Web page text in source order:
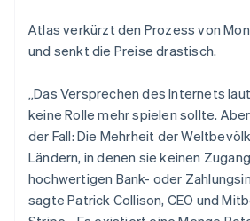
Stripe-Sessions
Erfahren Sie, wie
Jetzt ansehen
Atlas verkürzt den Prozess von
und senkt die Preise drastisch.
„Das Versprechen des Internets
keine Rolle mehr spielen sollte.
der Fall: Die Mehrheit der
Ländern, in denen sie keinen
hochwertigen Bank- oder
sagte Patrick Collison, CEO und